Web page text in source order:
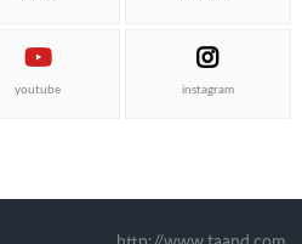
instagram
youtube